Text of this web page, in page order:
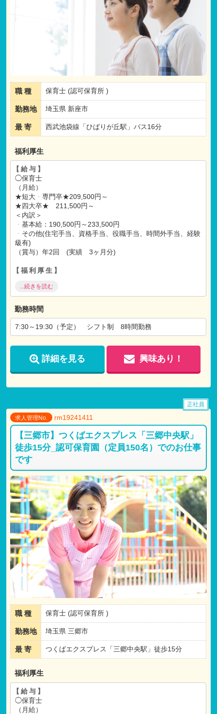
職 種 保育士 (認可保育所 )
勤務地 埼玉県 新座市
最 寄 西武池袋線「ひばりが丘駅」バス16分
福利厚生
【給与】
◯保育士
（月給）
★短大・ 専門卒★209,500円～
★四大卒★ 211,500円～
＜内訳＞
・ 基本給：190,500円～233,500円
・ その他(住宅手当、資格手当、役職手当、時間外手当、経験
級有)
（賞与）年2回 (実績 3ヶ月分)
【福利厚生】
昇給あり（年一回）
有給休暇（初年度10日）
退職金共済
給食あり
各種祝い金有
研修制度有り
テーマパークなどの割引、映画の割引、宿泊施設の割引な
どの共済に加入
【各種手当】
調整手当
〇研修手当
〇役職手当
〇資格手当
〇時間外手当
〇休日出勤手当
※マイカー通勤可能 対人無制限任意保険加入が条件
【試用期間】
試用期間 有 3ヶ月間
仕事内容・月給共に、正規雇用と同条件
...続きを読む
勤務時間
7:30～19:30（予定） シフト制 8時間勤務
詳細を見る 興味あり！
求人管理No. rm19241411
【三郷市】つくばエクスプレス「三郷中央駅」
徒歩15分_認可保育園（定員150名）でのお仕事
です
正社員
職 種 保育士 (認可保育所 )
勤務地 埼玉県 三郷市
最 寄 つくばエクスプレス「三郷中央駅」徒歩15分
福利厚生
【給与】
◯保育士
（月給）